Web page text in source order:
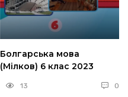
Болгарська мова
(Мілков) 6 клас 2023
13 0